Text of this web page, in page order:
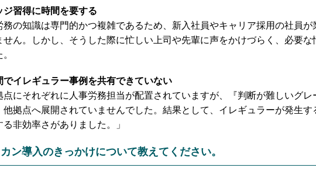
ジ習得に時間を要する
務の知識は専門的かつ複雑であるため、新入社員やキャリア採用の社員が
せん。しかし、そうした際に忙しい上司や先輩に声をかけづらく、必要
でイレギュラー事例を共有できていない
点にそれぞれに人事労務担当が配置されていますが、『判断が難しいグ
他拠点へ展開されていませんでした。結果として、イレギュラーが発生
る非効率さがありました。」
ン導入のきっかけについて教えてください。